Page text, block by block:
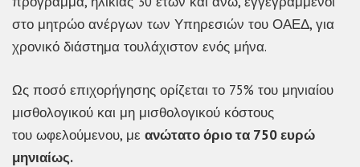
στο μητρώο ανέργων των Υπηρεσιών του ΟΑΕΔ, για
χρονικό διάστημα τουλάχιστον ενός μήνα.
Ως ποσό επιχορήγησης ορίζεται το 75% του μηνιαίου
μισθολογικού και μη μισθολογικού κόστους
του ωφελούμενου, με ανώτατο όριο τα 750 ευρώ
μηνιαίως.